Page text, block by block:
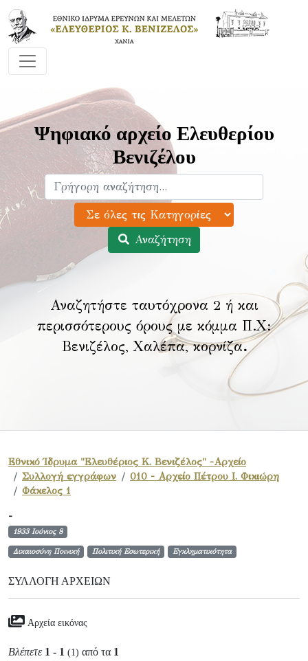
Ψηφιακό αρχείο Ελευθερίου
Βενιζέλου
Αναζήτηση
Αναζητήστε ταυτόχρονα 2 ή και
περισσότερους όρους με κόμμα Π.Χ:
Βενιζέλος, Χαλέπα, κορνίζα.
Εθνικό Ίδρυμα "Ελευθέριος Κ. Βενιζέλος" -Αρχείο
Συλλογή εγγράφων
010 - Αρχείο Πέτρου Ι. Φικιώρη
Φάκελος 1
-
1933 Ιούνιος 8
Δικαιοσύνη Ποινική Πολιτική Εσωτερική Εγκληματικότητα
ΣΥΛΛΟΓΉ ΑΡΧΕΊΩΝ
Αρχεία εικόνας
Βλέπετε 1 - 1 (1) από τα 1